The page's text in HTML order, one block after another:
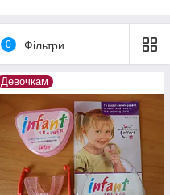
0 Фільтри
Девочкам